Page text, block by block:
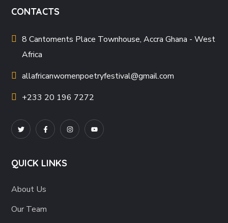
CONTACTS
8 Cantoments Place Townhouse, Accra Ghana - West
Africa
allafricanwomenpoetryfestival@gmail.com
+233 20 196 7272
QUICK LINKS
About Us
Our Team